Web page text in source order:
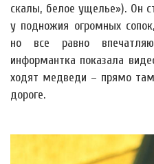
скалы, белое ущелье»). Он
у подножия огромных
но все равно
информантка показала
ходят медведи – прямо
дороге.